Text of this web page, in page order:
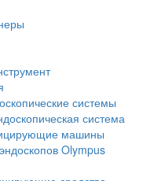
системы
система
машины
Olympus